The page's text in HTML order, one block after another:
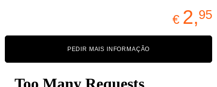
€ 2,95
PEDIR MAIS INFORMAÇÃO